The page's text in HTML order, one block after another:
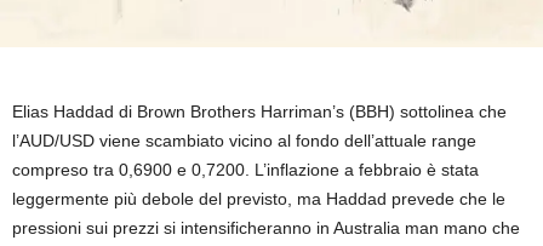
Elias Haddad di Brown Brothers Harriman’s (BBH) sottolinea che
l’AUD/USD viene scambiato vicino al fondo dell’attuale range
compreso tra 0,6900 e 0,7200. L’inflazione a febbraio è stata
leggermente più debole del previsto, ma Haddad prevede che le
pressioni sui prezzi si intensificheranno in Australia man mano che